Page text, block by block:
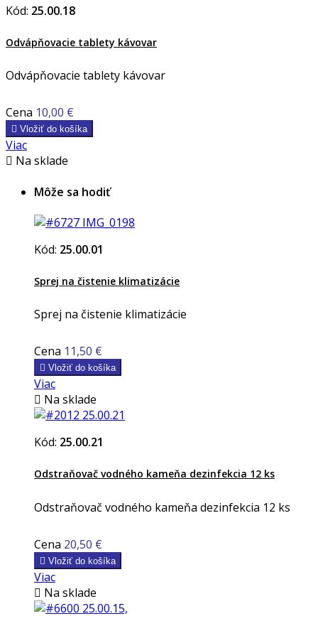
Kód: 25.00.18
Odvápňovacie tablety kávovar
Odvápňovacie tablety kávovar
Cena 10,00 €
 Vložiť do košíka
Viac
 Na sklade
Môže sa hodiť
Kód: 25.00.01
Sprej na čistenie klimatizácie
Sprej na čistenie klimatizácie
Cena 11,50 €
 Vložiť do košíka
Viac
 Na sklade
Kód: 25.00.21
Odstraňovač vodného kameňa dezinfekcia 12 ks
Odstraňovač vodného kameňa dezinfekcia 12 ks
Cena 20,50 €
 Vložiť do košíka
Viac
 Na sklade